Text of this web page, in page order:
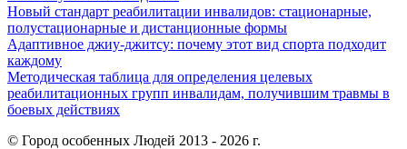
Новый стандарт реабилитации инвалидов: стационарные,
полустационарные и дистанционные формы
Адаптивное джиу-джитсу: почему этот вид спорта подходит
каждому
Методическая таблица для определения целевых
реабилитационных групп инвалидам, получившим травмы в
боевых действиях
© Город особенных Людей 2013 - 2026 г.